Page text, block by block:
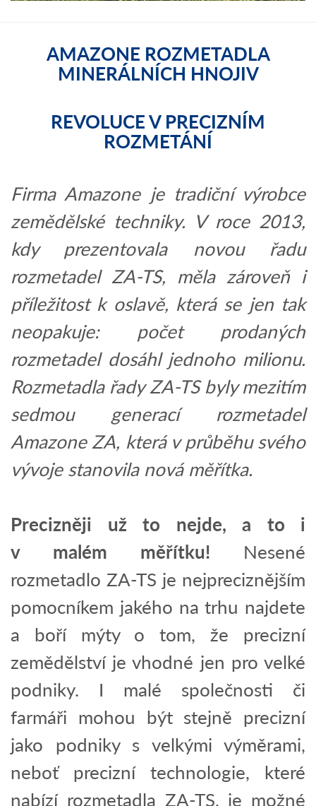
AMAZONE ROZMETADLA
MINERÁLNÍCH HNOJIV
REVOLUCE V PRECIZNÍM
ROZMETÁNÍ
Firma Amazone je tradiční výrobce
zemědělské techniky. V roce 2013,
kdy prezentovala novou řadu
rozmetadel ZA-TS, měla zároveň i
příležitost k oslavě, která se jen tak
neopakuje: počet prodaných
rozmetadel dosáhl jednoho milionu.
Rozmetadla řady ZA-TS byly mezitím
sedmou generací rozmetadel
Amazone ZA, která v průběhu svého
vývoje stanovila nová měřítka.
Precizněji už to nejde, a to i
v malém měřítku! Nesené
rozmetadlo ZA-TS je nejpreciznějším
pomocníkem jakého na trhu najdete
a boří mýty o tom, že precizní
zemědělství je vhodné jen pro velké
podniky. I malé společnosti či
farmáři mohou být stejně precizní
jako podniky s velkými výměrami,
neboť precizní technologie, které
nabízí rozmetadla ZA-TS, je možné